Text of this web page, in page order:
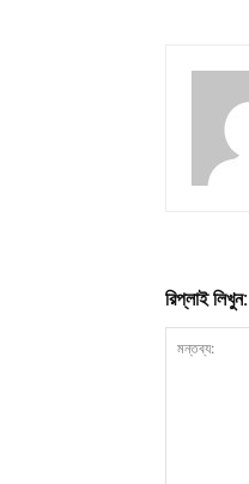
রিপ্লাই লিখুন: